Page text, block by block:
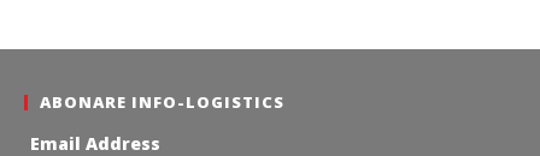
ABONARE INFO-LOGISTICS
Email Address